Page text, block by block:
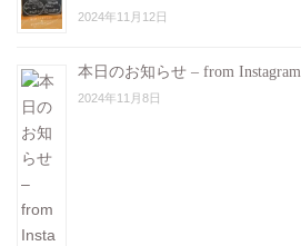
2024年11月12日
本日のお知らせ – from Instagram
2024年11月8日